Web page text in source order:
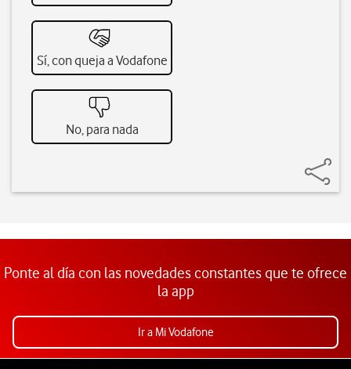
Sí, con queja a Vodafone
No, para nada
Ponte al día con las novedades constantes que te ofrece
la app
Ir a Mi Vodafone